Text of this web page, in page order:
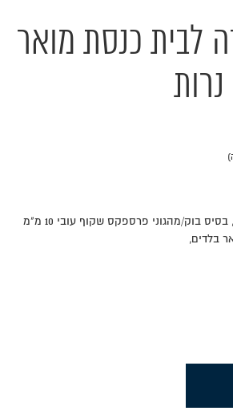
לבית כנסת מואר
ברכות תורה מואר בלדים, בסיס בוק/מהגוני פרספקס שקוף עובי 10 מ"מ
בלדים,